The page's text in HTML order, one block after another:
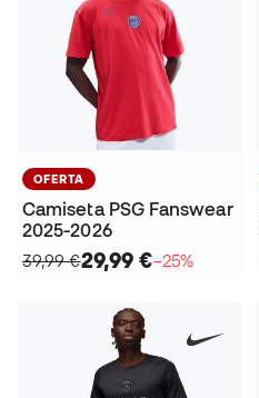
OFERTA
Camiseta PSG Fanswear
2025-2026
39,99 €29,99 €−25%